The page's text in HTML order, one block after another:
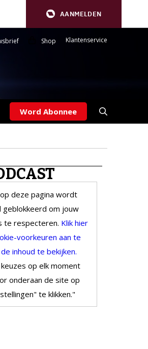
AANMELDEN
Shop Klantenservice
Word Abonnee
deze pagina wordt
geblokkeerd om jouw
te respecteren. Klik hier
voorkeuren aan te
inhoud te bekijken.
keuzes op elk moment
onderaan de site op
te klikken."